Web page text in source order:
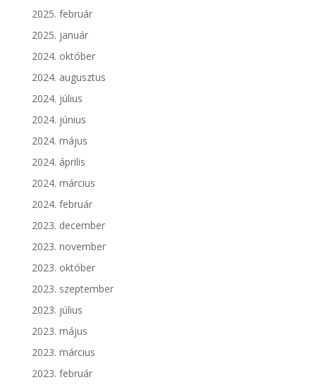
2025. február
2025. január
2024. október
2024. augusztus
2024. július
2024. június
2024. május
2024. április
2024. március
2024. február
2023. december
2023. november
2023. október
2023. szeptember
2023. július
2023. május
2023. március
2023. február